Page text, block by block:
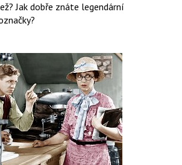
Jak dobře znáte legendární